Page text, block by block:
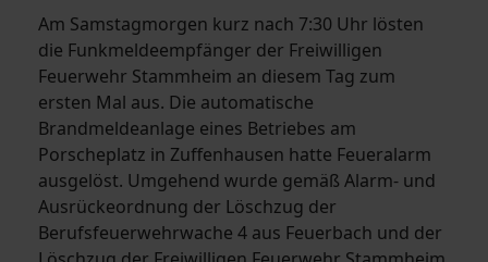
Am Samstagmorgen kurz nach 7:30 Uhr lösten
die Funkmeldeempfänger der Freiwilligen
Feuerwehr Stammheim an diesem Tag zum
ersten Mal aus. Die automatische
Brandmeldeanlage eines Betriebes am
Porscheplatz in Zuffenhausen hatte Feueralarm
ausgelöst. Umgehend wurde gemäß Alarm- und
Ausrückeordnung der Löschzug der
Berufsfeuerwehrwache 4 aus Feuerbach und der